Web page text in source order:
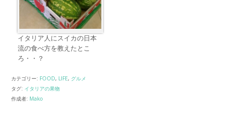
イタリア人にスイカの日本
流の食べ方を教えたとこ
ろ・・？
カテゴリー: FOOD, LIFE, グルメ
タグ: イタリアの果物
作成者: Mako